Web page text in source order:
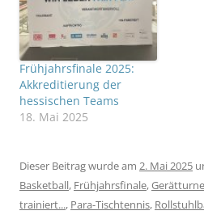
Frühjahrsfinale 2025:
Akkreditierung der
hessischen Teams
18. Mai 2025
Dieser Beitrag wurde am 2. Mai 2025
Basketball, Frühjahrsfinale,
trainiert..., Para-Tischtennis,